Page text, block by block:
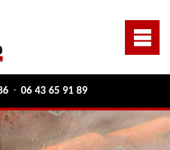
- 06 43 65 91 89